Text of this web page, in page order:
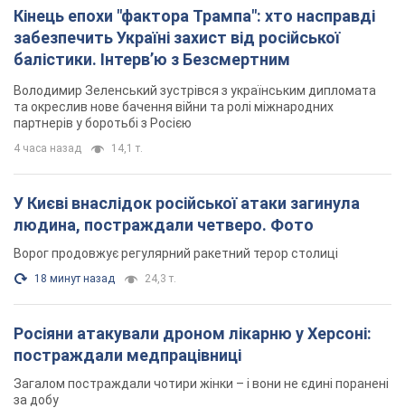
Кінець епохи "фактора Трампа": хто насправді
забезпечить Україні захист від російської
балістики. Інтерв’ю з Безсмертним
Володимир Зеленський зустрівся з українським дипломата
та окреслив нове бачення війни та ролі міжнародних
партнерів у боротьбі з Росією
4 часа назад 14,1 т.
У Києві внаслідок російської атаки загинула
людина, постраждали четверо. Фото
Ворог продовжує регулярний ракетний терор столиці
18 минут назад 24,3 т.
Росіяни атакували дроном лікарню у Херсоні:
постраждали медпрацівниці
Загалом постраждали чотири жінки – і вони не єдині поранені
за добу